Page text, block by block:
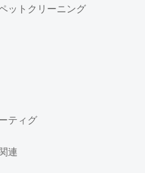
ットクリーニング
ティグ
連